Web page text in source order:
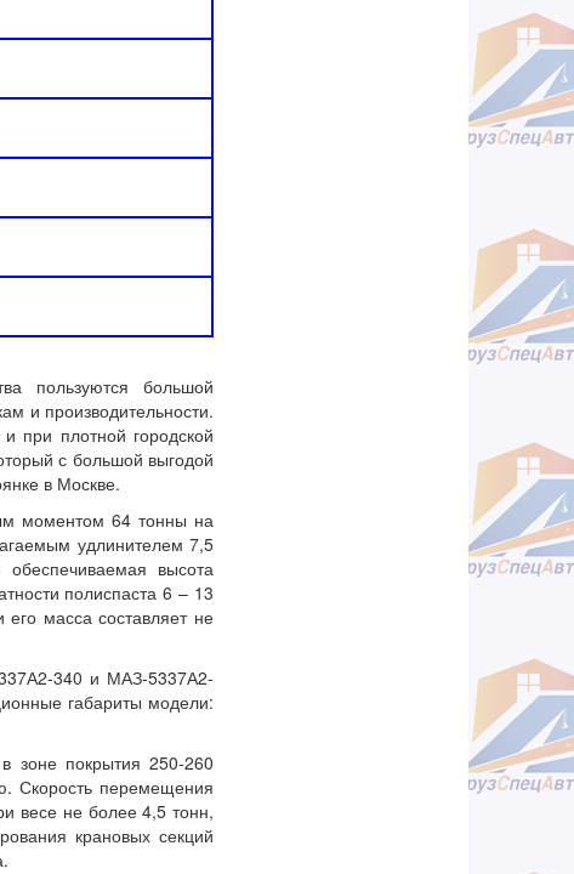
пользуются большой
и производительности.
при плотной городской
с большой выгодой
в Москве.
моментом 64 тонны на
удлинителем 7,5
высота
полиспаста 6 – 13
масса составляет не
340 и МАЗ-5337А2-
габариты модели:
зоне покрытия 250-260
Скорость перемещения
весе не более 4,5 тонн,
крановых секций